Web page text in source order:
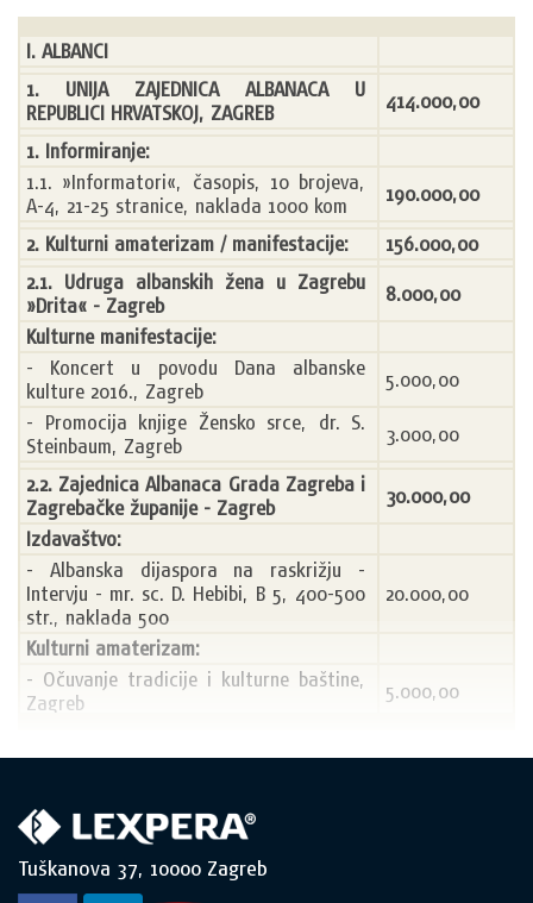
I. ALBANCI
1. UNIJA ZAJEDNICA ALBANACA U
REPUBLICI HRVATSKOJ, ZAGREB
414.000,00
1. Informiranje:
1.1. »Informatori«, časopis, 10 brojeva,
A-4, 21-25 stranice, naklada 1000 kom
190.000,00
2. Kulturni amaterizam / manifestacije:
156.000,00
2.1. Udruga albanskih žena u Zagrebu
»Drita« - Zagreb
8.000,00
Kulturne manifestacije:
- Koncert u povodu Dana albanske
kulture 2016., Zagreb
5.000,00
- Promocija knjige Žensko srce, dr. S.
Steinbaum, Zagreb
3.000,00
2.2. Zajednica Albanaca Grada Zagreba i
Zagrebačke županije - Zagreb
30.000,00
Izdavaštvo:
- Albanska dijaspora na raskrižju -
Intervju - mr. sc. D. Hebibi, B 5, 400-500
str., naklada 500
20.000,00
Kulturni amaterizam:
- Očuvanje tradicije i kulturne baštine,
Zagreb
5.000,00
- Dan albanske pjesme i plesa, Zagreb
5.000,00
goranske županije, Rijeka
Informiranje:
- Alb-ri, bilten, 4 broja, str. 16, naklada
Tuškanova 37, 10000 Zagreb